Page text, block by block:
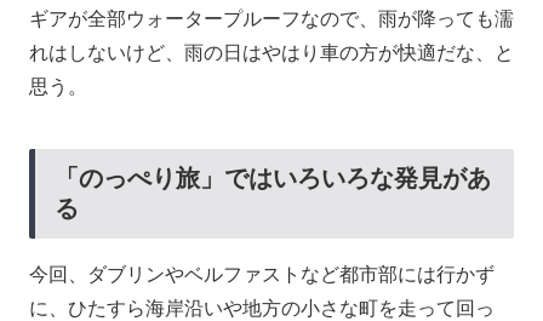
ギアが全部ウォータープルーフなので、雨が降っても濡
れはしないけど、雨の日はやはり車の方が快適だな、と
思う。
「のっぺり旅」ではいろいろな発見があ
る
今回、ダブリンやベルファストなど都市部には行かず
に、ひたすら海岸沿いや地方の小さな町を走って回っ